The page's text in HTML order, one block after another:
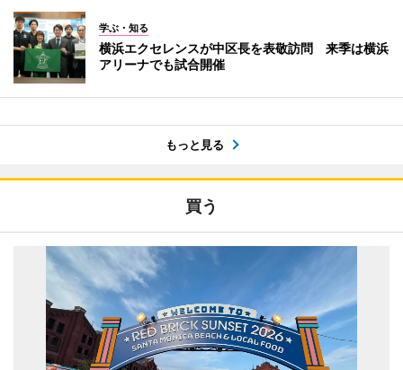
学ぶ・知る
横浜エクセレンスが中区長を表敬訪問 来季は横浜
アリーナでも試合開催
もっと見る
買う